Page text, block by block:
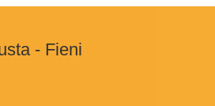
- Fieni